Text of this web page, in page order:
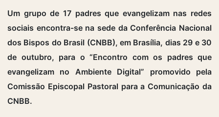
Um grupo de 17 padres que evangelizam nas redes
sociais encontra-se na sede da Conferência Nacional
dos Bispos do Brasil (CNBB), em Brasília, dias 29 e 30
de outubro, para o “Encontro com os padres que
evangelizam no Ambiente Digital” promovido pela
Comissão Episcopal Pastoral para a Comunicação da
CNBB.